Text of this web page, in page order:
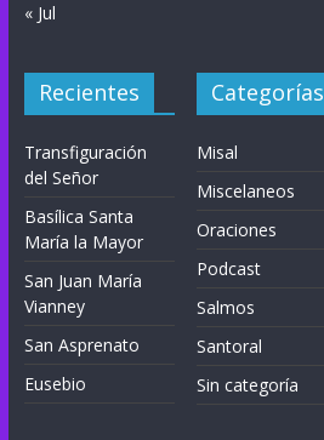
« Jul
Recientes
Transfiguración
del Señor
Basílica Santa
María la Mayor
San Juan María
Vianney
San Asprenato
Eusebio
Categorías
Misal
Miscelaneos
Oraciones
Podcast
Salmos
Santoral
Sin categoría